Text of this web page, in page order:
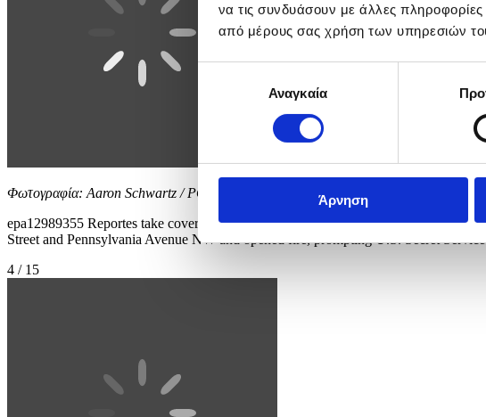
να τις συνδυάσουν με άλλες
από μέρους σας χρήση των υπηρεσιών
συγκατάθεσηςΑναγκαία
Άρνηση
Φωτογραφία: Aaron Schwartz / POOL
epa12989355 Reportes take cover following reports of gunfire near the White
Street and Pennsylvania Avenue NW and opened fire, prompting U.S. Secret
4 / 15